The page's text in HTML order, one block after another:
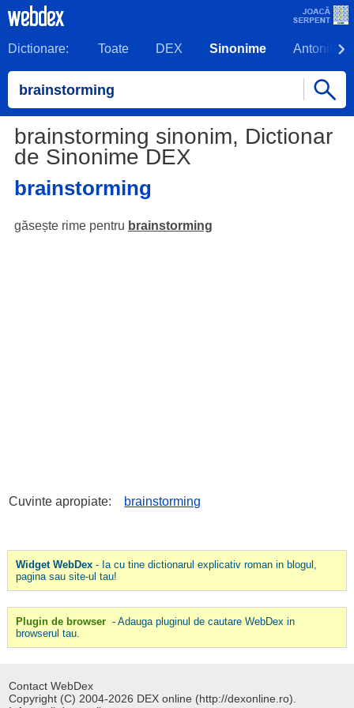
Dictionare: Toate DEX Sinonime Antonime
brainstorming sinonim, Dictionar
de Sinonime DEX
brainstorming
găsește rime pentru brainstorming
Cuvinte apropiate: brainstorming
Widget WebDex- Ia cu tine dictionarul explicativ roman in blogul,
pagina sau site-ul tau!
Plugin de browser - Adauga pluginul de cautare WebDex in
browserul tau.
Contact WebDex
Copyright (C) 2004-2026 DEX online (http://dexonline.ro).